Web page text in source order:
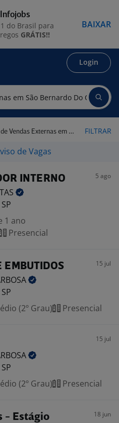
Login
em São Bernardo do Campo - SP FILTRAR
de Vagas
INTERNO 5 ago
1 ano
Presencial
EMBUTIDOS 15 jul
(2º Grau) Presencial
15 jul
(2º Grau) Presencial
- Estágio 18 jun
do Brasil para
GRÁTIS!!
BAIXAR